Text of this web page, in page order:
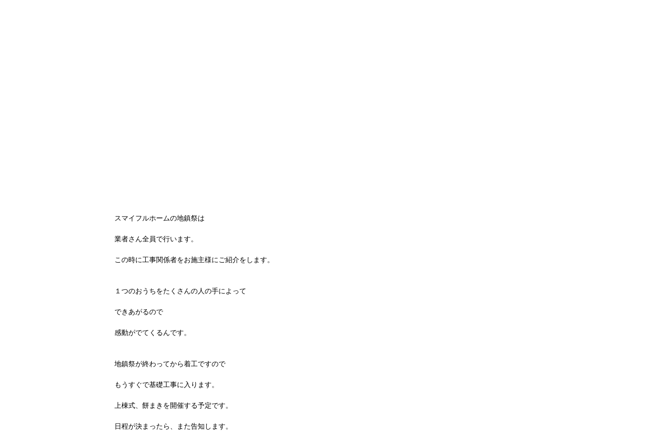
スマイフルホームの地鎮祭は
業者さん全員で行います。
この時に工事関係者をお施主様にご紹介をします。
１つのおうちをたくさんの人の手によって
できあがるので
感動がでてくるんです。
地鎮祭が終わってから着工ですので
もうすぐで基礎工事に入ります。
上棟式、餅まきを開催する予定です。
日程が決まったら、また告知します。